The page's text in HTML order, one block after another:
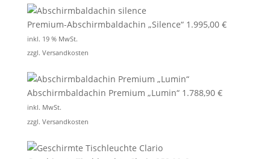
Premium-Abschirmbaldachin „Silence“ 1.995,00 €
inkl. 19 % MwSt.
zzgl. Versandkosten
Abschirmbaldachin Premium „Lumin“ 1.788,90 €
inkl. MwSt.
zzgl. Versandkosten